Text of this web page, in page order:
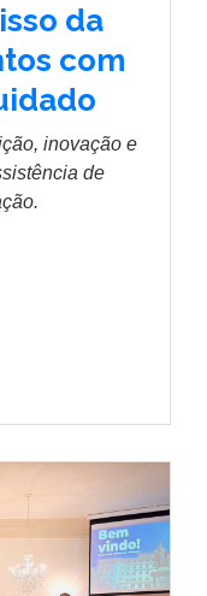
da
com
inovação e
de